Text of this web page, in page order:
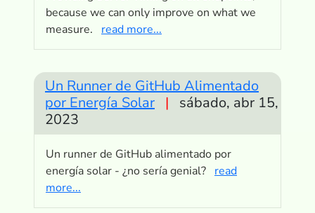
because we can only improve on what we
measure.
read more...
Un Runner de GitHub Alimentado
por Energía Solar |
sábado, abr 15,
2023
Un runner de GitHub alimentado por
energía solar - ¿no sería genial? read
more...